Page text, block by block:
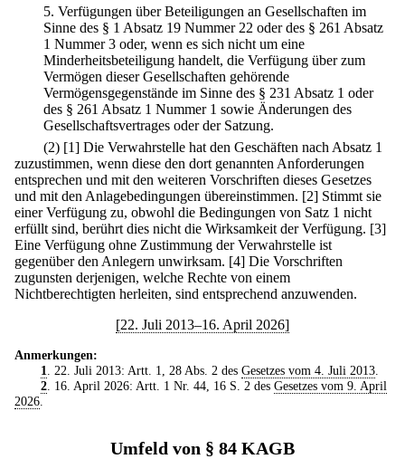
5. Verfügungen über Beteiligungen an Gesellschaften im
Sinne des § 1 Absatz 19 Nummer 22 oder des § 261 Absatz
1 Nummer 3 oder, wenn es sich nicht um eine
Minderheitsbeteiligung handelt, die Verfügung über zum
Vermögen dieser Gesellschaften gehörende
Vermögensgegenstände im Sinne des § 231 Absatz 1 oder
des § 261 Absatz 1 Nummer 1 sowie Änderungen des
Gesellschaftsvertrages oder der Satzung.
(2) [1] Die Verwahrstelle hat den Geschäften nach Absatz 1
zuzustimmen, wenn diese den dort genannten Anforderungen
entsprechen und mit den weiteren Vorschriften dieses Gesetzes
und mit den Anlagebedingungen übereinstimmen. [2] Stimmt sie
einer Verfügung zu, obwohl die Bedingungen von Satz 1 nicht
erfüllt sind, berührt dies nicht die Wirksamkeit der Verfügung. [3]
Eine Verfügung ohne Zustimmung der Verwahrstelle ist
gegenüber den Anlegern unwirksam. [4] Die Vorschriften
zugunsten derjenigen, welche Rechte von einem
Nichtberechtigten herleiten, sind entsprechend anzuwenden.
[22. Juli 2013–16. April 2026]
Anmerkungen:
1
. 22. Juli 2013: Artt. 1, 28 Abs. 2 des Gesetzes vom 4. Juli 2013.
2. 16. April 2026: Artt. 1 Nr. 44, 16 S. 2 des Gesetzes vom 9. April
2026
Umfeld von § 84 KAGB